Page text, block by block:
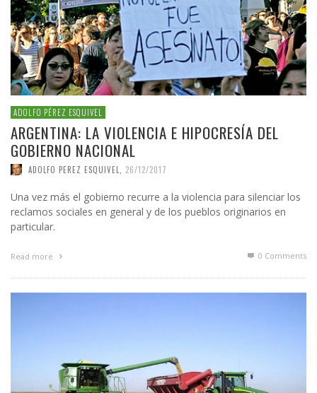
ADOLFO PÉREZ ESQUIVEL
ARGENTINA: LA VIOLENCIA E HIPOCRESÍA DEL
GOBIERNO NACIONAL
ADOLFO PEREZ ESQUIVEL 26/12/2017
Una vez más el gobierno recurre a la violencia para silenciar los
reclamos sociales en general y de los pueblos originarios en
particular.
Read more 0 Comments